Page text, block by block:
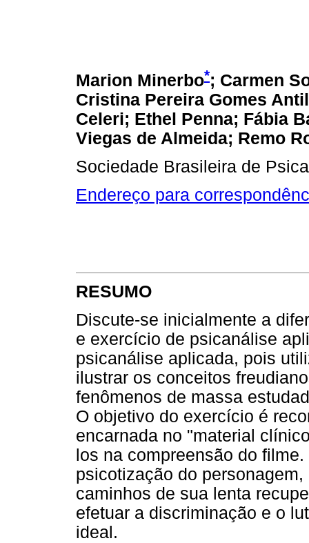
Marion Minerbo*; Carmen
Cristina Pereira Gomes
Celeri; Ethel Penna; Fábia
Viegas de Almeida; Remo
Sociedade Brasileira de
Endereço para
RESUMO
Discute-se inicialmente a
e exercício de psicanálise
psicanálise aplicada, pois
ilustrar os conceitos
fenômenos de massa
O objetivo do exercício é
encarnada no "material
los na compreensão do
psicotização do
caminhos de sua lenta
efetuar a discriminação e o
ideal.